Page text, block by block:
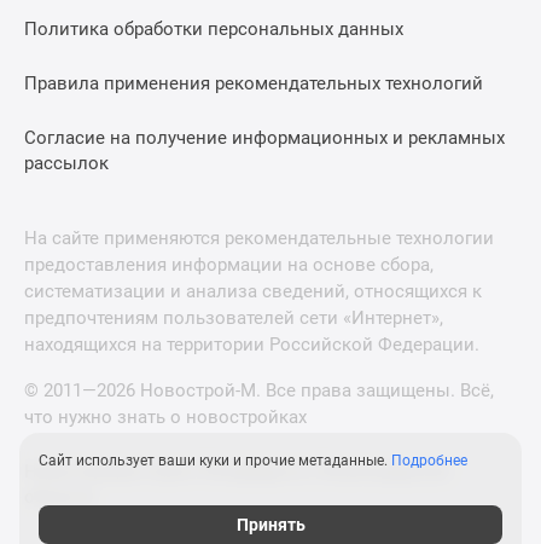
Политика обработки персональных данных
Правила применения рекомендательных технологий
Согласие на получение информационных и рекламных
рассылок
На сайте применяются рекомендательные технологии
предоставления информации на основе сбора,
систематизации и анализа сведений, относящихся к
предпочтениям пользователей сети «Интернет»,
находящихся на территории Российской Федерации.
© 2011—2026 Новострой-М. Все права защищены. Всё,
что нужно знать о новостройках
Новостройки Санкт-Петербурга и Ленинградской
Сайт использует ваши куки и прочие метаданные. Подробнее
Принять